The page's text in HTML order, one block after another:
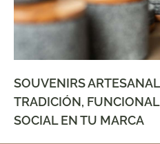
SOUVENIRS
TRADICIÓN,
SOCIAL EN TU MARCA